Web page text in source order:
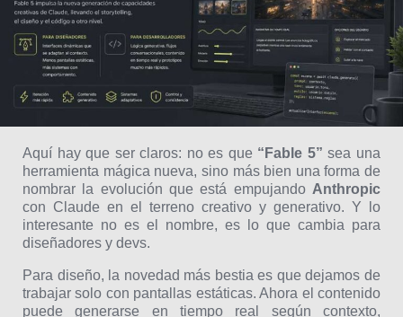
Aquí hay que ser claros: no es que “Fable 5” sea una
herramienta mágica nueva, sino más bien una forma de
nombrar la evolución que está empujando Anthropic
con Claude en el terreno creativo y generativo. Y lo
interesante no es el nombre, es lo que cambia para
diseñadores y devs.
Para diseño, la novedad más bestia es que dejamos de
trabajar solo con pantallas estáticas. Ahora el contenido
puede generarse en tiempo real según contexto,